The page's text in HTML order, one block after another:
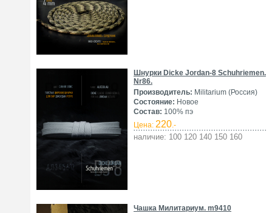
Шнурки Dicke Jordan-8 Schuhriemen.
Nr86.
Производитель: Militarium (Россия)
Состояние: Новое
Состав: 100% пэ
Цена: 220.-
наличие: 100 120 140 150 160
Чашка Милитариум. m9410